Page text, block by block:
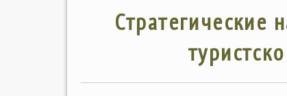
Стратегические